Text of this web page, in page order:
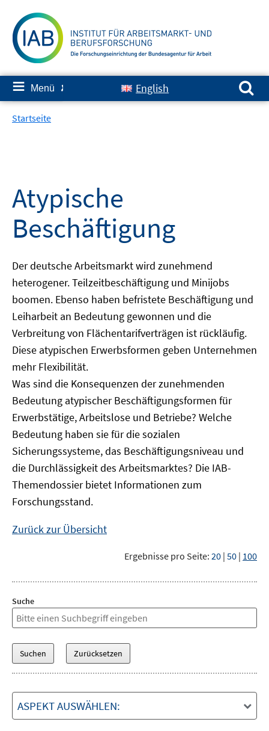
zum
Inhalt
≡ Menü ✘ English
Suchen nach:
Startseite
Atypische
Beschäftigung
Der deutsche Arbeitsmarkt wird zunehmend
heterogener. Teilzeitbeschäftigung und Minijobs
boomen. Ebenso haben befristete Beschäftigung und
Leiharbeit an Bedeutung gewonnen und die
Verbreitung von Flächentarifverträgen ist rückläufig.
Diese atypischen Erwerbsformen geben Unternehmen
mehr Flexibilität.
Was sind die Konsequenzen der zunehmenden
Bedeutung atypischer Beschäftigungsformen für
Erwerbstätige, Arbeitslose und Betriebe? Welche
Bedeutung haben sie für die sozialen
Sicherungssysteme, das Beschäftigungsniveau und
die Durchlässigkeit des Arbeitsmarktes? Die IAB-
Themendossier bietet Informationen zum
Forschungsstand.
Zurück zur Übersicht
Ergebnisse pro Seite: 20 | 50 | 100
Suche
ASPEKT AUSWÄHLEN: